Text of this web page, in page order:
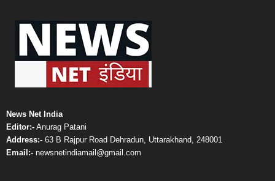
News Net India
Editor:- Anurag Patani
Address:- 63 B Rajpur Road Dehradun, Uttarakhand, 248001
Email:- newsnetindiamail@gmail.com